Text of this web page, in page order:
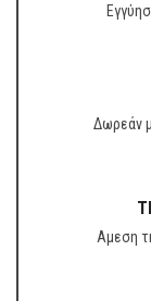
Δωρεάν
Αμεση